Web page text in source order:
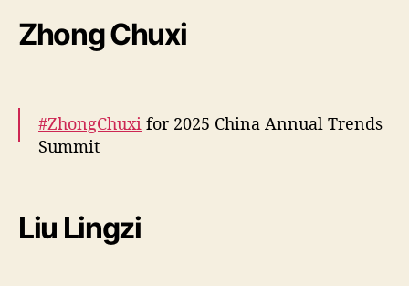
pic.twitter.com/g3cAkrCmsl
Zhong Chuxi
#ZhongChuxi for 2025 China Annual Trends
Summit
https://t.co/5NY8BEp0al
pic.twitter.com/7z62vU3buV
Liu Lingzi